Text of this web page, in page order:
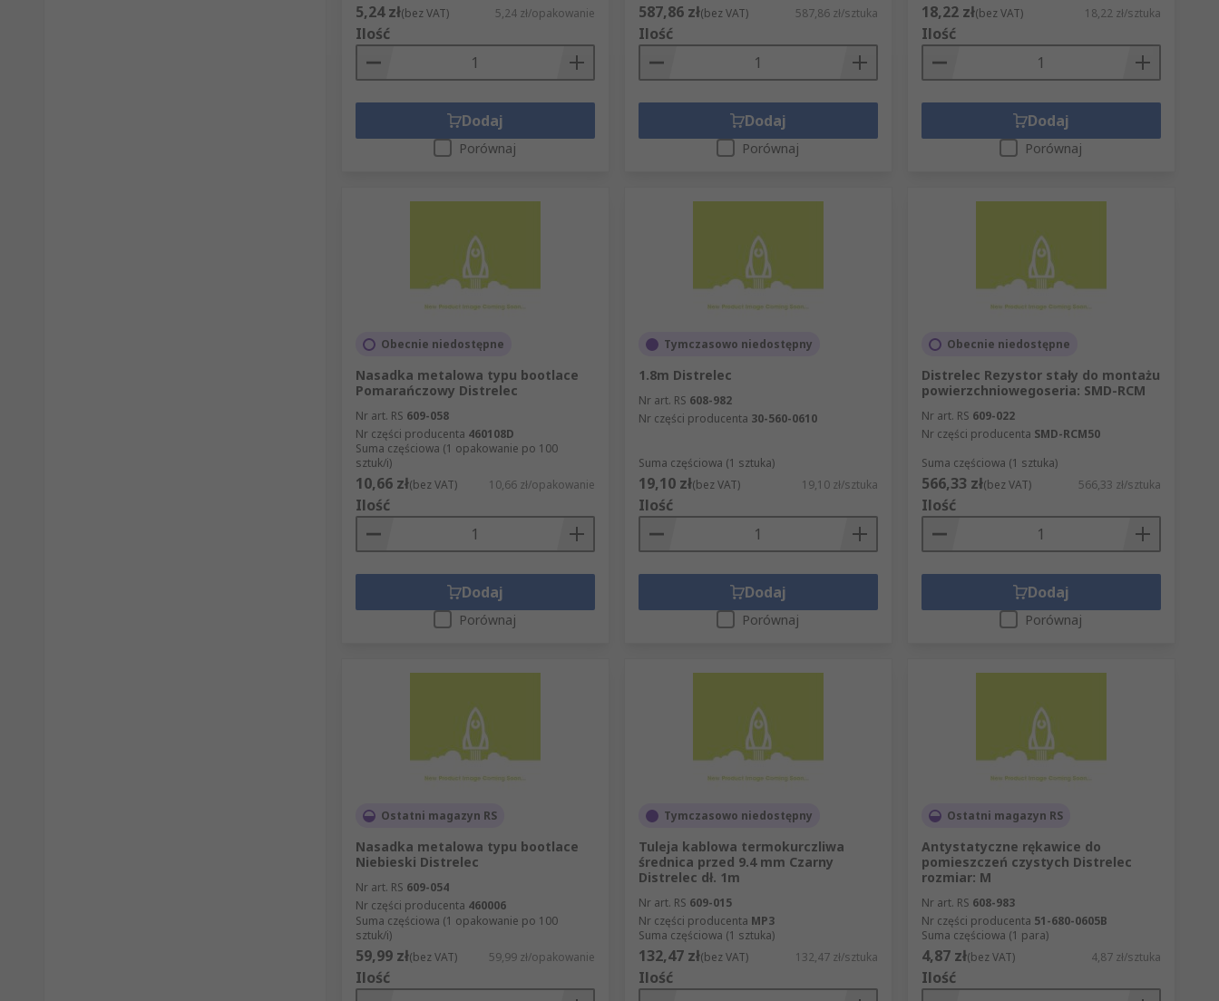
5,24 zł(bez VAT) 5,24 zł/opakowanie
Ilość
Dodaj
Porównaj
587,86 zł(bez VAT) 587,86 zł/sztuka
Ilość
Dodaj
Porównaj
18,22 zł(bez VAT) 18,22 zł/sztuka
Ilość
Dodaj
Porównaj
Obecnie niedostępne
Nasadka metalowa typu bootlace
Pomarańczowy Distrelec
Nr art. RS 609-058
Nr części producenta 460108D
Suma częściowa (1 opakowanie po 100
sztuk/i)
10,66 zł(bez VAT) 10,66 zł/opakowanie
Ilość
Dodaj
Porównaj
Tymczasowo niedostępny
1.8m Distrelec
Nr art. RS 608-982
Nr części producenta 30-560-0610
Suma częściowa (1 sztuka)
19,10 zł(bez VAT) 19,10 zł/sztuka
Ilość
Dodaj
Porównaj
Obecnie niedostępne
Distrelec Rezystor stały do montażu
powierzchniowegoseria: SMD-RCM
Nr art. RS 609-022
Nr części producenta SMD-RCM50
Suma częściowa (1 sztuka)
566,33 zł(bez VAT) 566,33 zł/sztuka
Ilość
Dodaj
Porównaj
Ostatni magazyn RS
Nasadka metalowa typu bootlace
Niebieski Distrelec
Nr art. RS 609-054
Nr części producenta 460006
Suma częściowa (1 opakowanie po 100
sztuk/i)
59,99 zł(bez VAT) 59,99 zł/opakowanie
Ilość
Tymczasowo niedostępny
Tuleja kablowa termokurczliwa
średnica przed 9.4 mm Czarny
Distrelec dł. 1m
Nr art. RS 609-015
Nr części producenta MP3
Suma częściowa (1 sztuka)
132,47 zł(bez VAT) 132,47 zł/sztuka
Ilość
Ostatni magazyn RS
Antystatyczne rękawice do
pomieszczeń czystych Distrelec
rozmiar: M
Nr art. RS 608-983
Nr części producenta 51-680-0605B
Suma częściowa (1 para)
4,87 zł(bez VAT) 4,87 zł/sztuka
Ilość